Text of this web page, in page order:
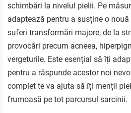
schimbări la nivelul pielii. Pe
adaptează pentru a susține o
suferi transformări majore, de la
provocări precum acneea,
vergeturile. Este esențial să îți
pentru a răspunde acestor noi
complet te va ajuta să îți menții
frumoasă pe tot parcursul sarcinii.